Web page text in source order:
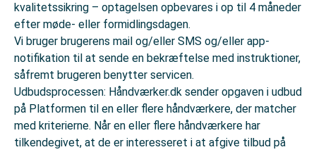
kvalitetssikring – optagelsen opbevares i op til 4 måneder
efter møde- eller formidlingsdagen.
Vi bruger brugerens mail og/eller SMS og/eller app-
notifikation til at sende en bekræftelse med instruktioner,
såfremt brugeren benytter servicen.
Udbudsprocessen: Håndværker.dk sender opgaven i udbud
på Platformen til en eller flere håndværkere, der matcher
med kriterierne. Når en eller flere håndværkere har
tilkendegivet, at de er interesseret i at afgive tilbud på